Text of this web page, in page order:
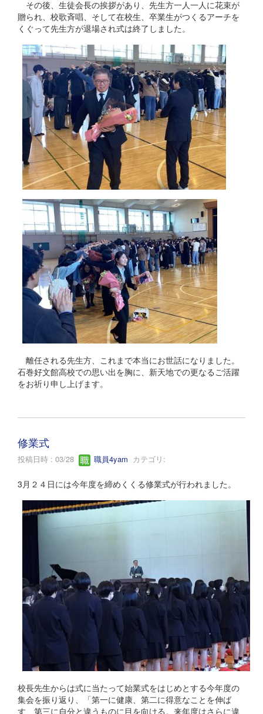
その後、生徒会長の挨拶があり、先生方一人一人に花束が
贈られ、校歌斉唱、そして在校生、卒業生がつくるアーチを
くぐって先生方が退場され式は終了しました。
離任される先生方、これまで本当にお世話になりました。
石巻好文館高校での思い出を胸に、新天地での更なるご活躍
をお祈り申し上げます。
修業式
投稿日時 : 03/28 職員4yam カテゴリ:
3月２４日には今年度を締めくくる修業式が行われました。
校長先生からは式に当たって始業式をはじめとする今年度の
集会を振り返り、「第一に健康、第二に得意なことを伸ば
す、第三に自分と違うものに目を向ける。来年度はさらに違